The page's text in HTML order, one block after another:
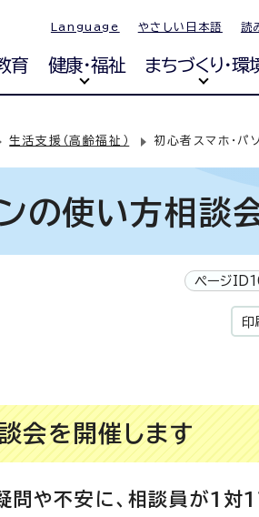
Language やさしい日本語 読
育 健康・福祉 まちづくり・環
生活支援（高齢福祉） 初心者スマホ・パ
の使い方相談
ページ
印
会を開催します
や不安に、相談員が1対